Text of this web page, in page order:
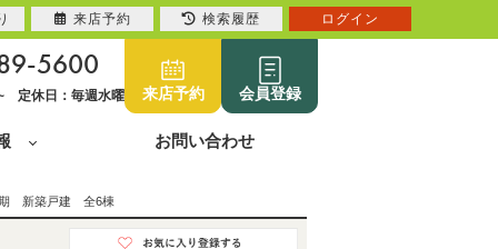
5600
定休日：毎週水曜 来店予約 会員登録
お問い合わせ
新築戸建 全6棟
来店予約 検索履歴 ログイン